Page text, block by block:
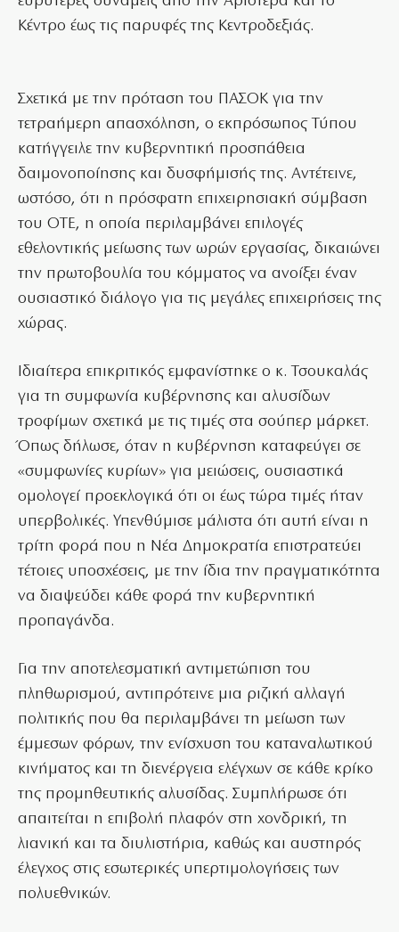
Κέντρο έως τις παρυφές της Κεντροδεξιάς.
Σχετικά με την πρόταση του ΠΑΣΟΚ για την
τετραήμερη απασχόληση, ο εκπρόσωπος Τύπου
κατήγγειλε την κυβερνητική προσπάθεια
δαιμονοποίησης και δυσφήμισής της. Αντέτεινε,
ωστόσο, ότι η πρόσφατη επιχειρησιακή σύμβαση
του ΟΤΕ, η οποία περιλαμβάνει επιλογές
εθελοντικής μείωσης των ωρών εργασίας, δικαιώνει
την πρωτοβουλία του κόμματος να ανοίξει έναν
ουσιαστικό διάλογο για τις μεγάλες επιχειρήσεις της
χώρας.
Ιδιαίτερα επικριτικός εμφανίστηκε ο κ. Τσουκαλάς
για τη συμφωνία κυβέρνησης και αλυσίδων
τροφίμων σχετικά με τις τιμές στα σούπερ μάρκετ.
Όπως δήλωσε, όταν η κυβέρνηση καταφεύγει σε
«συμφωνίες κυρίων» για μειώσεις, ουσιαστικά
ομολογεί προεκλογικά ότι οι έως τώρα τιμές ήταν
υπερβολικές. Υπενθύμισε μάλιστα ότι αυτή είναι η
τρίτη φορά που η Νέα Δημοκρατία επιστρατεύει
τέτοιες υποσχέσεις, με την ίδια την πραγματικότητα
να διαψεύδει κάθε φορά την κυβερνητική
προπαγάνδα.
Για την αποτελεσματική αντιμετώπιση του
πληθωρισμού, αντιπρότεινε μια ριζική αλλαγή
πολιτικής που θα περιλαμβάνει τη μείωση των
έμμεσων φόρων, την ενίσχυση του καταναλωτικού
κινήματος και τη διενέργεια ελέγχων σε κάθε κρίκο
της προμηθευτικής αλυσίδας. Συμπλήρωσε ότι
απαιτείται η επιβολή πλαφόν στη χονδρική, τη
λιανική και τα διυλιστήρια, καθώς και αυστηρός
έλεγχος στις εσωτερικές υπερτιμολογήσεις των
πολυεθνικών.